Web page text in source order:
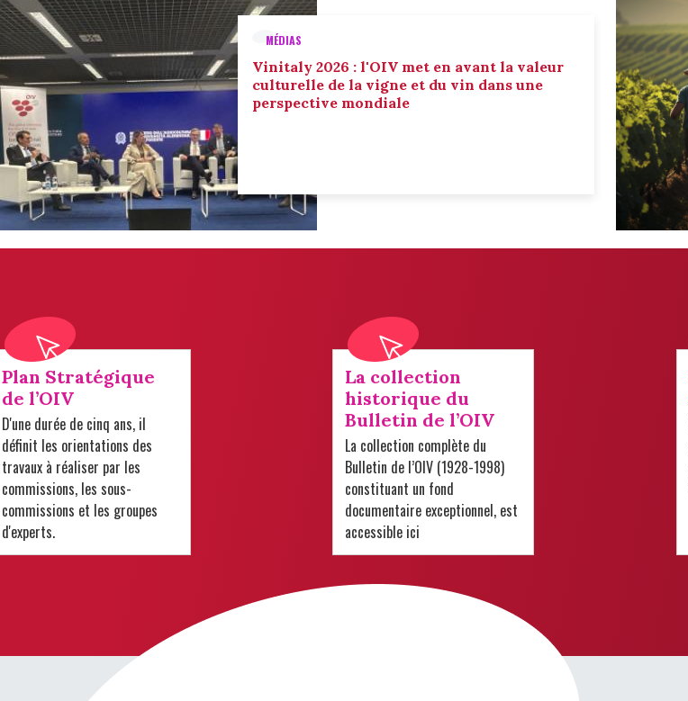
MÉDIAS
Vinitaly 2026 : l'OIV met en avant la valeur
culturelle de la vigne et du vin dans une
perspective mondiale
Plan Stratégique
de l’OIV
D'une durée de cinq ans, il
définit les orientations des
travaux à réaliser par les
commissions, les sous-
commissions et les groupes
d'experts.
La collection
historique du
Bulletin de l’OIV
La collection complète du
Bulletin de l’OIV (1928-1998)
constituant un fond
documentaire exceptionnel, est
accessible ici